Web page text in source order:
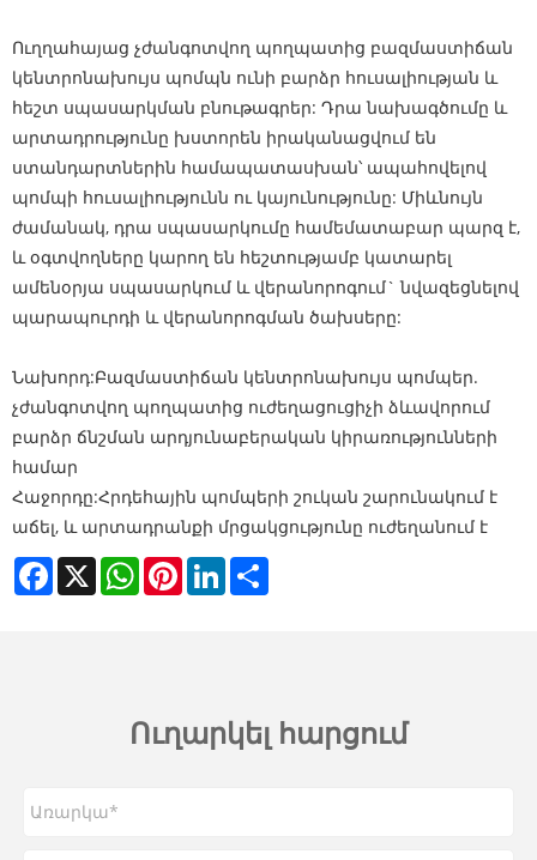
Ուղղահայաց չժանգոտվող պողպատից բազմաստիճան
կենտրոնախույս պոմպն ունի բարձր հուսալիության և
հեշտ սպասարկման բնութագրեր: Դրա նախագծումը և
արտադրությունը խստորեն իրականացվում են
ստանդարտներին համապատասխան՝ ապահովելով
պոմպի հուսալիությունն ու կայունությունը: Միևնույն
ժամանակ, դրա սպասարկումը համեմատաբար պարզ է,
և օգտվողները կարող են հեշտությամբ կատարել
ամենօրյա սպասարկում և վերանորոգում` նվազեցնելով
պարապուրդի և վերանորոգման ծախսերը:
Նախորդ:Բազմաստիճան կենտրոնախույս պոմպեր.
չժանգոտվող պողպատից ուժեղացուցիչի ձևավորում
բարձր ճնշման արդյունաբերական կիրառությունների
համար
Հաջորդը:Հրդեհային պոմպերի շուկան շարունակում է
աճել, և արտադրանքի մրցակցությունը ուժեղանում է
Facebook
X WhatsAppPinterestLinkedIn
Ուղարկել հարցում